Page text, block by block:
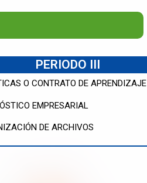
PERIODO III
O CONTRATO DE APRENDIZAJE
EMPRESARIAL
DE ARCHIVOS